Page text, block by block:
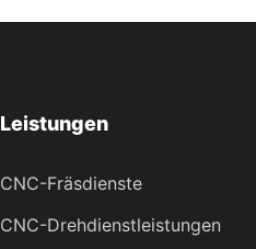
Leistungen
CNC-Fräsdienste
CNC-Drehdienstleistungen